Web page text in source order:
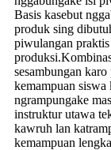
Basis kasebut
produk sing
piwulangan
sesambungan
kemampuan
ngrampungake
instruktur utawa
kawruh lan
kemampuan